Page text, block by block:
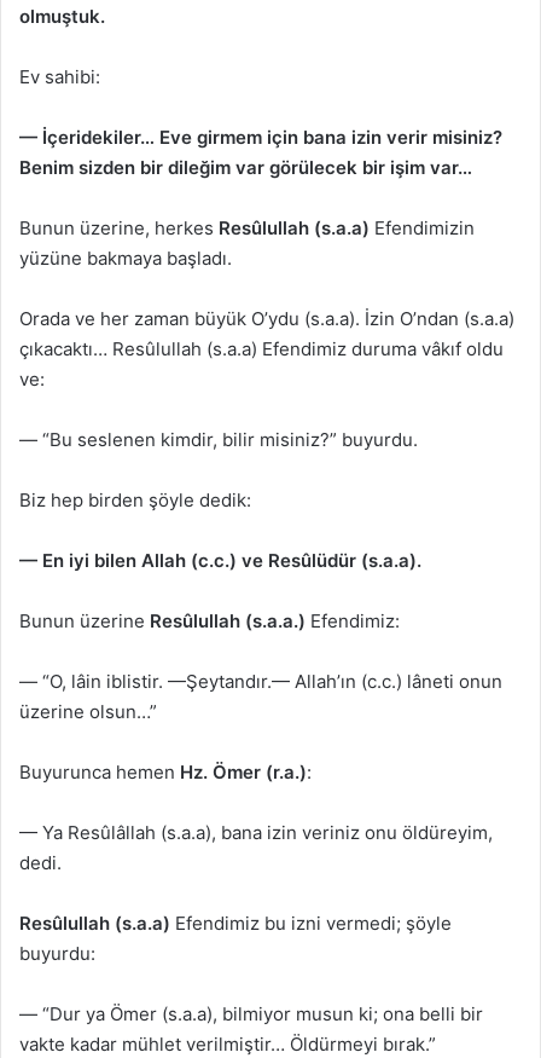
olmuştuk.
Ev sahibi:
— İçeridekiler… Eve girmem için bana izin verir misiniz?
Benim sizden bir dileğim var görülecek bir işim var…
Bunun üzerine, herkes Resûlullah (s.a.a) Efendimizin
yüzüne bakmaya başladı.
Orada ve her zaman büyük O’ydu (s.a.a). İzin O’ndan (s.a.a)
çıkacaktı… Resûlullah (s.a.a) Efendimiz duruma vâkıf oldu
ve:
— “Bu seslenen kimdir, bilir misiniz?” buyurdu.
Biz hep birden şöyle dedik:
— En iyi bilen Allah (c.c.) ve Resûlüdür (s.a.a).
Bunun üzerine Resûlullah (s.a.a.) Efendimiz:
— “O, lâin iblistir. —Şeytandır.— Allah’ın (c.c.) lâneti onun
üzerine olsun…”
Buyurunca hemen Hz. Ömer (r.a.):
— Ya Resûlâllah (s.a.a), bana izin veriniz onu öldüreyim,
dedi.
Resûlullah (s.a.a) Efendimiz bu izni vermedi; şöyle
buyurdu:
— “Dur ya Ömer (s.a.a), bilmiyor musun ki; ona belli bir
vakte kadar mühlet verilmiştir… Öldürmeyi bırak.”